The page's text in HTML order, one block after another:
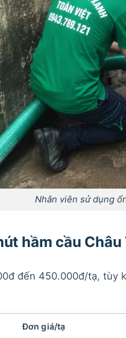
Nhân viên sử dụng
hầm cầu
đến 450.000đ/tạ, tùy
Đơn giá/tạ